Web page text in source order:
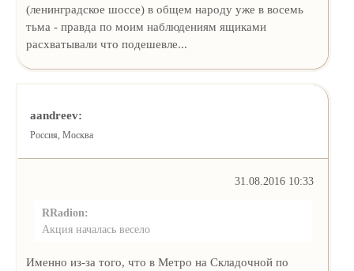
(ленинградское шоссе) в общем народу уже в восемь
тьма - правда по моим наблюдениям ящиками
расхватывали что подешевле...
aandreev:
Россия, Москва
31.08.2016 10:33
RRadion:
Акция началась весело
Именно из-за того, что в Метро на Складочной по